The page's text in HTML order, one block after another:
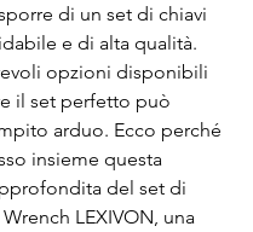
di un set di chiavi
e di alta qualità.
opzioni disponibili
il set perfetto può
arduo. Ecco perché
insieme questa
del set di
LEXIVON, una